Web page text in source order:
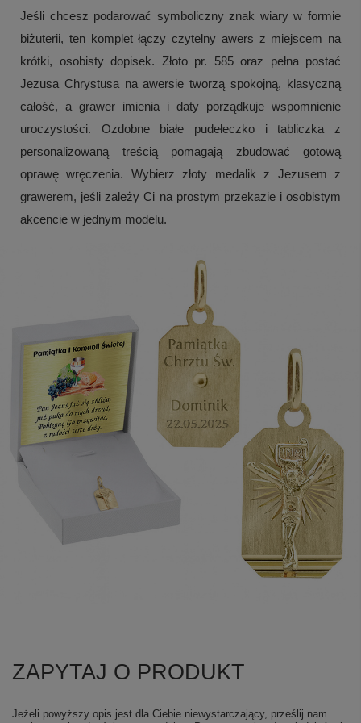
Jeśli chcesz podarować symboliczny znak wiary w formie
biżuterii, ten komplet łączy czytelny awers z miejscem na
krótki, osobisty dopisek. Złoto pr. 585 oraz pełna postać
Jezusa Chrystusa na awersie tworzą spokojną, klasyczną
całość, a grawer imienia i daty porządkuje wspomnienie
uroczystości. Ozdobne białe pudełeczko i tabliczka z
personalizowaną treścią pomagają zbudować gotową
oprawę wręczenia. Wybierz złoty medalik z Jezusem z
grawerem, jeśli zależy Ci na prostym przekazie i osobistym
akcencie w jednym modelu.
ZAPYTAJ O PRODUKT
Jeżeli powyższy opis jest dla Ciebie niewystarczający, prześlij nam